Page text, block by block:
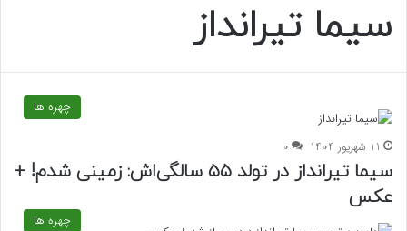
سیما تیرانداز
چهره ها
11 شهریور 1404 0
سیما تیرانداز در تولد ۵۵ سالگی‌اش: زمینی شدم! +
عکس
چهره ها